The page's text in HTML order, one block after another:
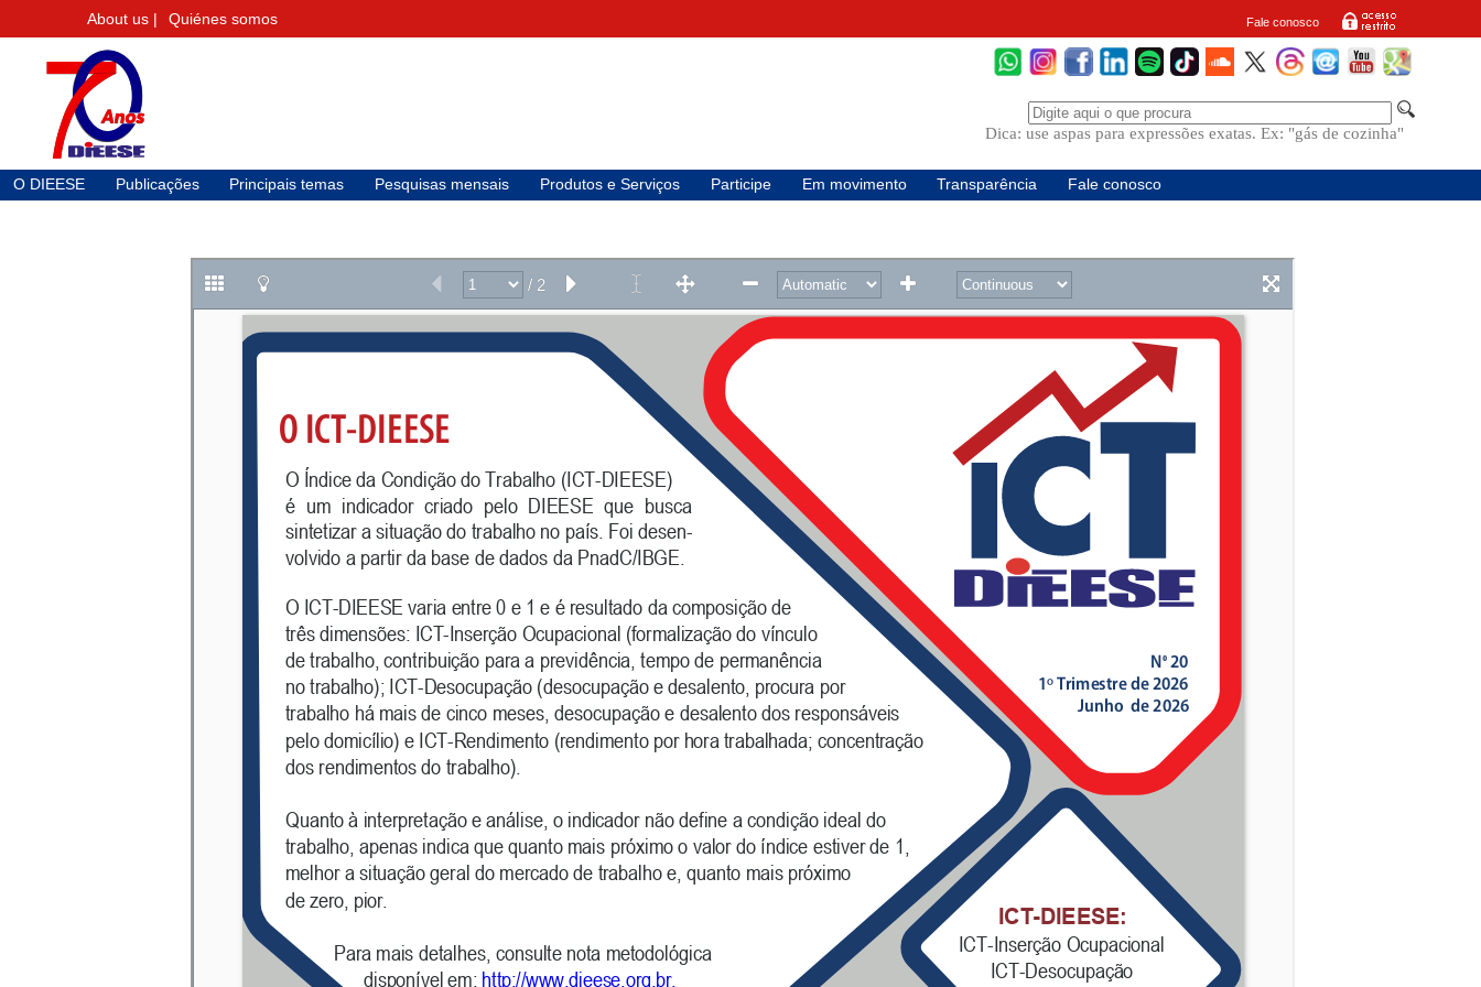
About us | Quiénes somos Fale conosco
Dica: use aspas para expressões exatas. Ex: "gás de cozinha"
O DIEESE Publicações Principais temas Pesquisas mensais Produtos e Serviços Participe Em movimento Transparência Fale conosco